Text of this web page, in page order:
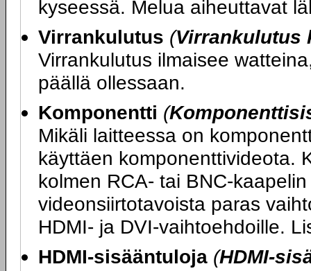
kyseessä. Melua aiheuttavat
Virrankulutus (Virrankulutus
Virrankulutus ilmaisee
päällä ollessaan.
Komponentti (
Mikäli laitteessa on
käyttäen komponenttivideota.
kolmen RCA- tai BNC-
videonsiirtotavoista paras
HDMI- ja DVI-vaihtoehdoille.
HDMI-sisääntuloja (HDMI-